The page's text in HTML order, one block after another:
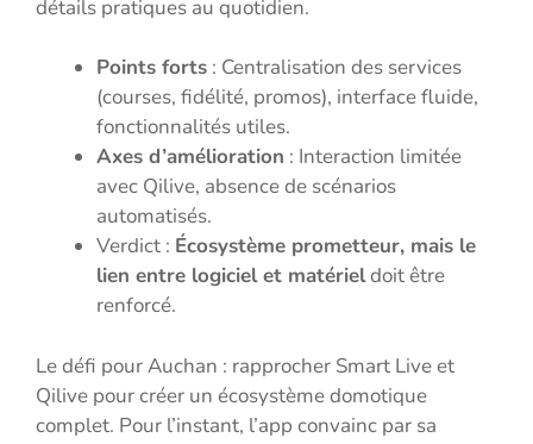
détails pratiques au quotidien.
Points forts : Centralisation des services
(courses, fidélité, promos), interface fluide,
fonctionnalités utiles.
Axes d’amélioration : Interaction limitée
avec Qilive, absence de scénarios
automatisés.
Verdict : Écosystème prometteur, mais le
lien entre logiciel et matérieldoit être
renforcé.
Le défi pour Auchan : rapprocher Smart Live et
Qilive pour créer un écosystème domotique
complet. Pour l’instant, l’app convainc par sa